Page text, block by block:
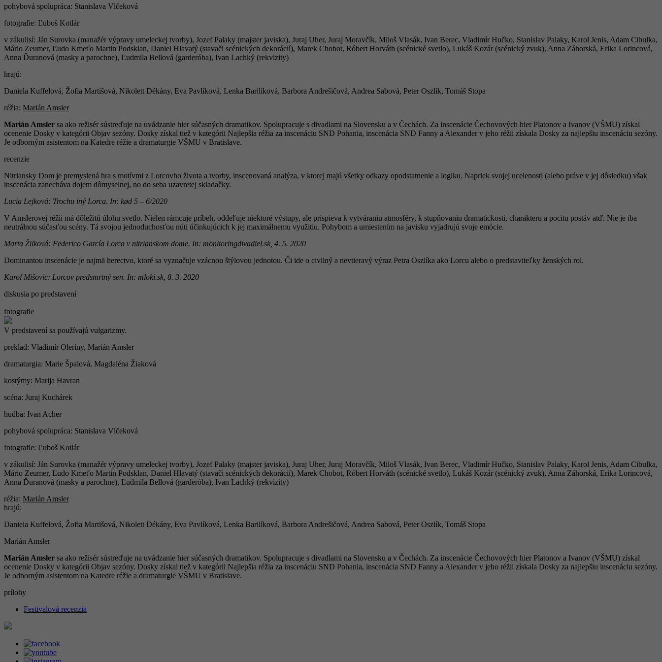
pohybová spolupráca: Stanislava Vlčeková
fotografie: Ľuboš Kotlár
v zákulisí: Ján Surovka (manažér výpravy umeleckej tvorby), Jozef Palaky (majster javiska), Juraj Uher, Juraj Moravčík, Miloš Vlasák, Ivan Berec, Vladimír Hučko, Stanislav Palaky, Karol Jenis, Adam Cibulka,
Mário Zeumer, Ľudo Kmeťo Martin Podsklan, Daniel Hlavatý (stavači scénických dekorácií), Marek Chobot, Róbert Horváth (scénické svetlo), Lukáš Kozár (scénický zvuk), Anna Záhorská, Erika Lorincová,
Anna Ďuranová (masky a parochne), Ľudmila Bellová (garderóba), Ivan Lachký (rekvizity)
hrajú:
Daniela Kuffelová, Žofia Martišová, Nikolett Dékány, Eva Pavlíková, Lenka Barilíková, Barbora Andrešičová, Andrea Sabová, Peter Oszlík, Tomáš Stopa
réžia: Marián Amsler
Marián Amsler sa ako režisér sústreďuje na uvádzanie hier súčasných dramatikov. Spolupracuje s divadlami na Slovensku a v Čechách. Za inscenácie Čechovových hier Platonov a Ivanov (VŠMU) získal
ocenenie Dosky v kategórii Objav sezóny. Dosky získal tiež v kategórii Najlepšia réžia za inscenáciu SND Pohania, inscenácia SND Fanny a Alexander v jeho réžii získala Dosky za najlepšiu inscenáciu sezóny.
Je odborným asistentom na Katedre réžie a dramaturgie VŠMU v Bratislave.
recenzie
Nitriansky Dom je premyslená hra s motívmi z Lorcovho života a tvorby, inscenovaná analýza, v ktorej majú všetky odkazy opodstatnenie a logiku. Napriek svojej ucelenosti (alebo práve v jej dôsledku) však
inscenácia zanecháva dojem dômyselnej, no do seba uzavretej skladačky.
Lucia Lejková: Trochu iný Lorca. In: kød 5 – 6/2020
V Amslerovej réžii má dôležitú úlohu svetlo. Nielen rámcuje príbeh, oddeľuje niektoré výstupy, ale prispieva k vytváraniu atmosféry, k stupňovaniu dramatickosti, charakteru a pocitu postáv atď. Nie je iba
neutrálnou súčasťou scény. Tá svojou jednoduchosťou núti účinkujúcich k jej maximálnemu využitiu. Pohybom a umiestením na javisku vyjadrujú svoje emócie.
Marta Žilková: Federico García Lorca v nitrianskom dome. In: monitoringdivadiel.sk, 4. 5. 2020
Dominantou inscenácie je najmä herectvo, ktoré sa vyznačuje vzácnou štýlovou jednotou. Či ide o civilný a nevtieravý výraz Petra Oszlíka ako Lorcu alebo o predstaviteľky ženských rol.
Karol Mišovic: Lorcov predsmrtný sen. In: mloki.sk, 8. 3. 2020
diskusia po predstavení
fotografie
V predstavení sa používajú vulgarizmy.
preklad: Vladimír Oleríny, Marián Amsler
dramaturgia: Marie Špalová, Magdaléna Žiaková
kostýmy: Marija Havran
scéna: Juraj Kuchárek
hudba: Ivan Acher
pohybová spolupráca: Stanislava Vlčeková
fotografie: Ľuboš Kotlár
v zákulisí: Ján Surovka (manažér výpravy umeleckej tvorby), Jozef Palaky (majster javiska), Juraj Uher, Juraj Moravčík, Miloš Vlasák, Ivan Berec, Vladimír Hučko, Stanislav Palaky, Karol Jenis, Adam Cibulka,
Mário Zeumer, Ľudo Kmeťo Martin Podsklan, Daniel Hlavatý (stavači scénických dekorácií), Marek Chobot, Róbert Horváth (scénické svetlo), Lukáš Kozár (scénický zvuk), Anna Záhorská, Erika Lorincová,
Anna Ďuranová (masky a parochne), Ľudmila Bellová (garderóba), Ivan Lachký (rekvizity)
réžia: Marián Amsler
hrajú:
Daniela Kuffelová, Žofia Martišová, Nikolett Dékány, Eva Pavlíková, Lenka Barilíková, Barbora Andrešičová, Andrea Sabová, Peter Oszlík, Tomáš Stopa
Marián Amsler
Marián Amsler sa ako režisér sústreďuje na uvádzanie hier súčasných dramatikov. Spolupracuje s divadlami na Slovensku a v Čechách. Za inscenácie Čechovových hier Platonov a Ivanov (VŠMU) získal
ocenenie Dosky v kategórii Objav sezóny. Dosky získal tiež v kategórii Najlepšia réžia za inscenáciu SND Pohania, inscenácia SND Fanny a Alexander v jeho réžii získala Dosky za najlepšiu inscenáciu sezóny.
Je odborným asistentom na Katedre réžie a dramaturgie VŠMU v Bratislave.
prílohy
Festivalová recenzia